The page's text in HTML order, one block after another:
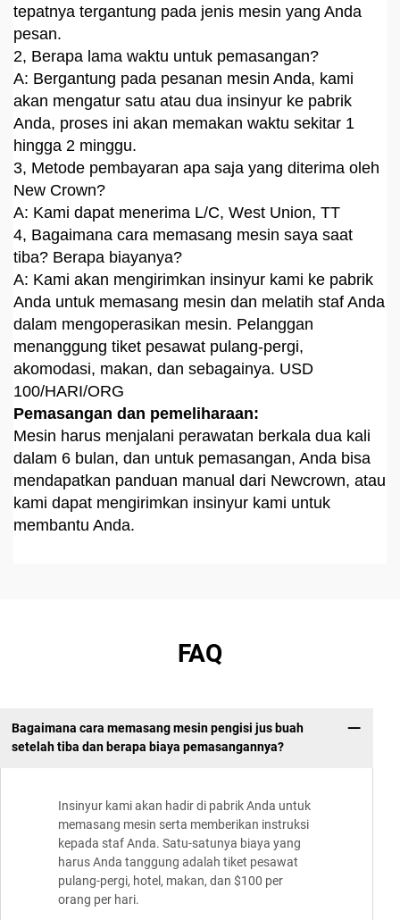
tepatnya tergantung pada jenis mesin yang Anda
pesan.
2, Berapa lama waktu untuk pemasangan?
A: Bergantung pada pesanan mesin Anda, kami
akan mengatur satu atau dua insinyur ke pabrik
Anda, proses ini akan memakan waktu sekitar 1
hingga 2 minggu.
3, Metode pembayaran apa saja yang diterima oleh
New Crown?
A: Kami dapat menerima L/C, West Union, TT
4, Bagaimana cara memasang mesin saya saat
tiba? Berapa biayanya?
A: Kami akan mengirimkan insinyur kami ke pabrik
Anda untuk memasang mesin dan melatih staf Anda
dalam mengoperasikan mesin. Pelanggan
menanggung tiket pesawat pulang-pergi,
akomodasi, makan, dan sebagainya. USD
100/HARI/ORG
Pemasangan dan pemeliharaan:
Mesin harus menjalani perawatan berkala dua kali
dalam 6 bulan, dan untuk pemasangan, Anda bisa
mendapatkan panduan manual dari Newcrown, atau
kami dapat mengirimkan insinyur kami untuk
membantu Anda.
FAQ
Bagaimana cara memasang mesin pengisi jus buah
setelah tiba dan berapa biaya pemasangannya?
Insinyur kami akan hadir di pabrik Anda untuk
memasang mesin serta memberikan instruksi
kepada staf Anda. Satu-satunya biaya yang
harus Anda tanggung adalah tiket pesawat
pulang-pergi, hotel, makan, dan $100 per
orang per hari.